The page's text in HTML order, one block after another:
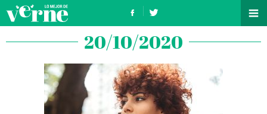
20/10/2020